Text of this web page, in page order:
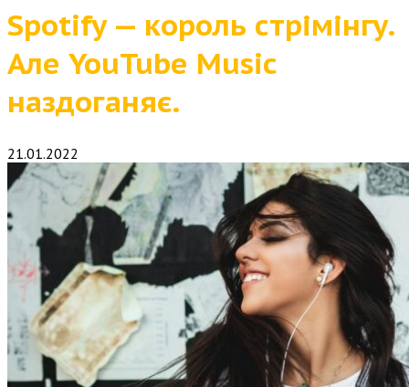
Spotify — король стрімінгу.
Але YouTube Music
наздоганяє.
21.01.2022